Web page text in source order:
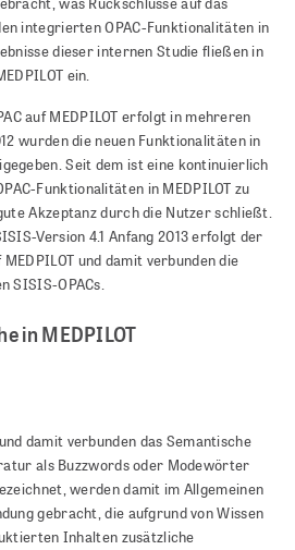
integrierten OPAC-Funktionalitäten in
dieser internen Studie fließen in
ein.
auf MEDPILOT erfolgt in mehreren
wurden die neuen Funktionalitäten in
Seit dem ist eine kontinuierlich
Funktionalitäten in MEDPILOT zu
Akzeptanz durch die Nutzer schließt.
Version 4.1 Anfang 2013 erfolgt der
und damit verbunden die
SISIS-OPACs.
in MEDPILOT
damit verbunden das Semantische
als Buzzwords oder Modewörter
werden damit im Allgemeinen
gebracht, die aufgrund von Wissen
Inhalten zusätzliche